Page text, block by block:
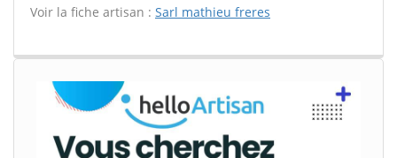
Voir la fiche artisan : Sarl mathieu freres